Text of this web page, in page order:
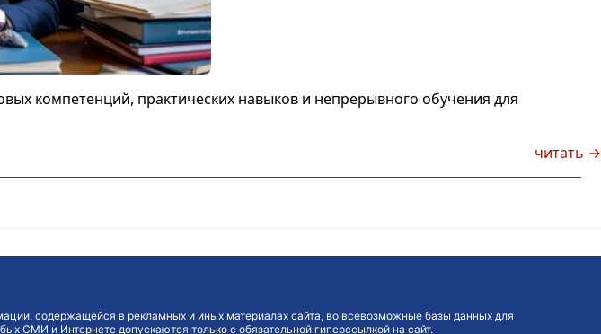
компетенций, практических навыков и непрерывного обучения для
читать →
содержащейся в рекламных и иных материалах сайта, во всевозможные базы данных для
СМИ и Интернете допускаются только с обязательной гиперссылкой на сайт.